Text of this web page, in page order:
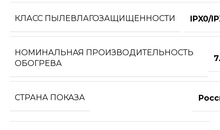
КЛАСС ПЫЛЕВЛАГОЗАЩИЩЕННОСТИ IPX0/
НОМИНАЛЬНАЯ ПРОИЗВОДИТЕЛЬНОСТЬ
ОБОГРЕВА
СТРАНА ПОКАЗА